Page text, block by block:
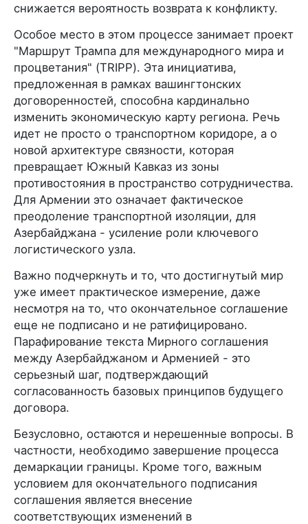
снижается вероятность возврата к конфликту.
Особое место в этом процессе занимает проект
"Маршрут Трампа для международного мира и
процветания" (TRIPP). Эта инициатива,
предложенная в рамках вашингтонских
договоренностей, способна кардинально
изменить экономическую карту региона. Речь
идет не просто о транспортном коридоре, а о
новой архитектуре связности, которая
превращает Южный Кавказ из зоны
противостояния в пространство сотрудничества.
Для Армении это означает фактическое
преодоление транспортной изоляции, для
Азербайджана - усиление роли ключевого
логистического узла.
Важно подчеркнуть и то, что достигнутый мир
уже имеет практическое измерение, даже
несмотря на то, что окончательное соглашение
еще не подписано и не ратифицировано.
Парафирование текста Мирного соглашения
между Азербайджаном и Арменией - это
серьезный шаг, подтверждающий
согласованность базовых принципов будущего
договора.
Безусловно, остаются и нерешенные вопросы. В
частности, необходимо завершение процесса
демаркации границы. Кроме того, важным
условием для окончательного подписания
соглашения является внесение
соответствующих изменений в